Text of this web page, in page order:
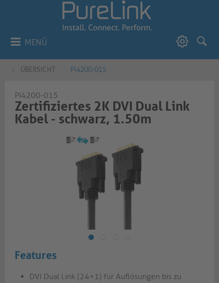
MENÜ
ÜBERSICHT PI4200-015
PI4200-015
Zertifiziertes 2K DVI Dual Link
Kabel - schwarz, 1.50m
Features
DVI Dual Link (24+1) für Auflösungen bis zu